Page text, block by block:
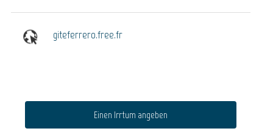
giteferrero.free.fr
Einen Irrtum angeben